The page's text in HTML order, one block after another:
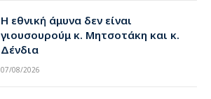
Η εθνική άμυνα δεν είναι
γιουσουρούμ κ. Μητσοτάκη και κ.
Δένδια
07/08/2026